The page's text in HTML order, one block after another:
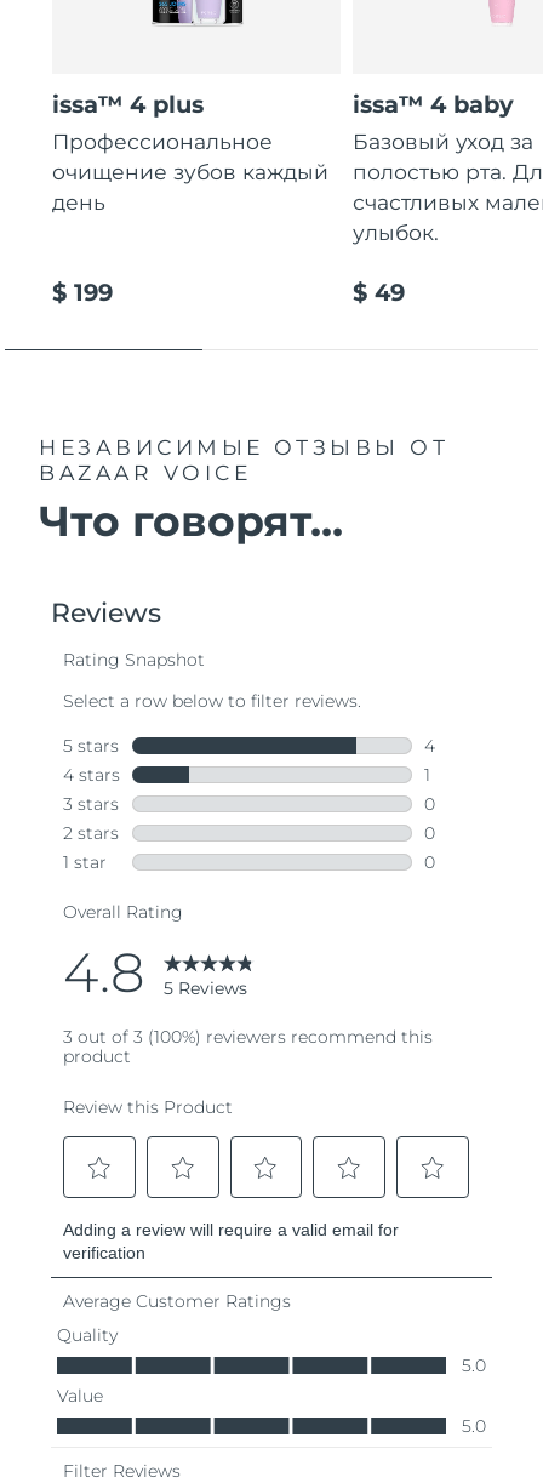
issa™ 4 plus
Профессиональное
очищение зубов каждый
день
$ 199
issa™ 4 baby
Базовый уход за
полостью рта.
счастливых
улыбок.
$ 49
НЕЗАВИСИМЫЕ ОТЗЫВЫ
ОТ
BAZAAR VOICE
Что говорят...